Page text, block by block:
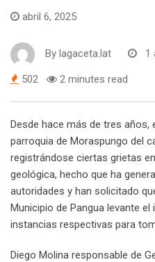
abril 6, 2025
By lagaceta.lat 1
502 2 minutes read
Desde hace más de tres años,
parroquia de Moraspungo del
registrándose ciertas grietas
geológica, hecho que ha
autoridades y han solicitado
Municipio de Pangua levante
instancias respectivas para
Diego Molina responsable de